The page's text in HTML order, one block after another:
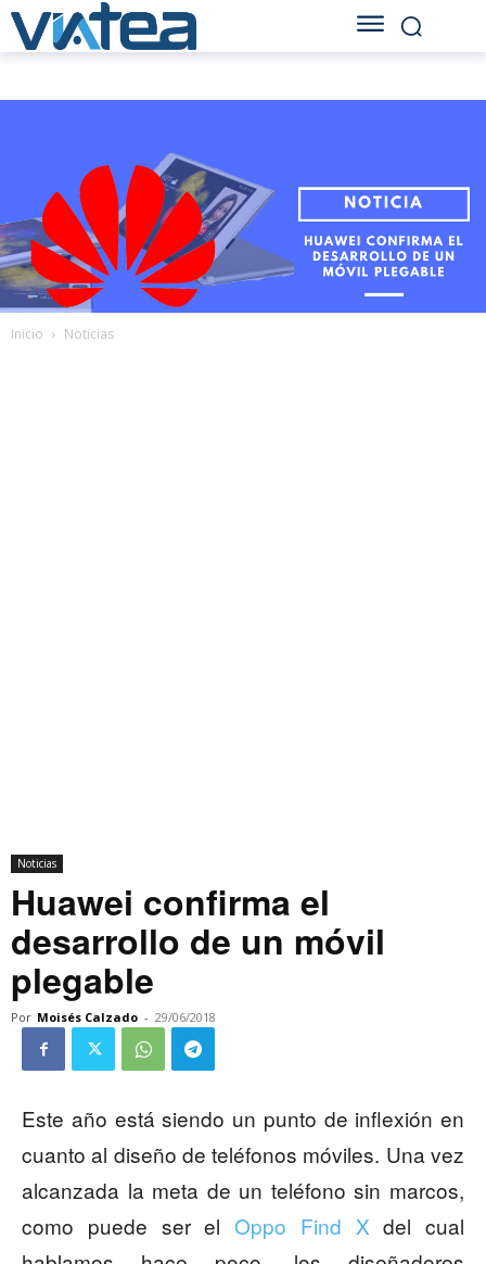
Inicio Noticias
Noticias
Huawei confirma el
desarrollo de un móvil
plegable
Por Moisés Calzado - 29/06/2018
Este año está siendo un punto de inflexión en
cuanto al diseño de teléfonos móviles. Una vez
alcanzada la meta de un teléfono sin marcos,
como puede ser el Oppo Find X del cual